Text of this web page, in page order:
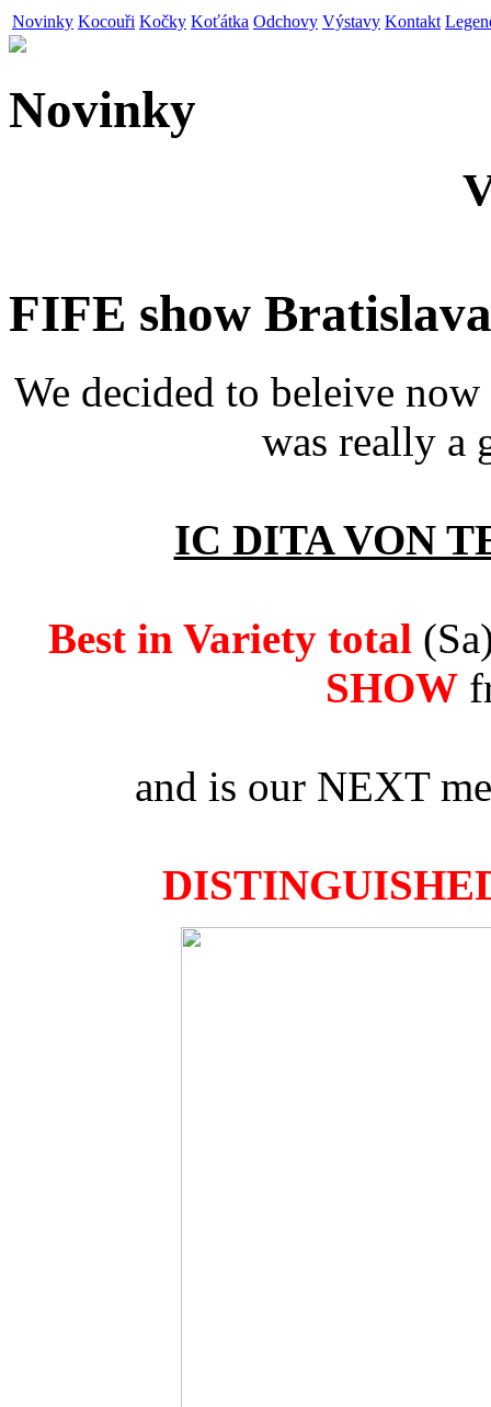
Novinky Kocouři Kočky Koťátka Odchovy Výstavy Kontakt
Novinky
FIFE show
We decided to beleive
was really a
IC DITA VON
Best in Variety total
SHOW
and is our NEXT